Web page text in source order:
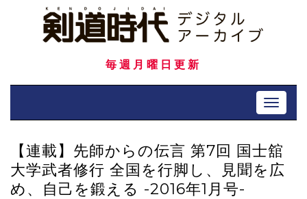
毎週月曜日更新
Toggle
【連載】先師からの伝言 第7回 国士舘
大学武者修行 全国を行脚し、見聞を広
め、自己を鍛える -2016年1月号-